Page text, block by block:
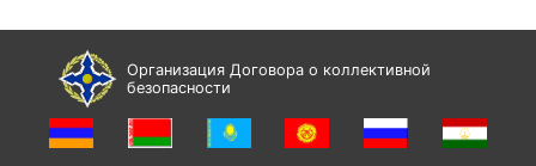
Организация Договора о коллективной
безопасности